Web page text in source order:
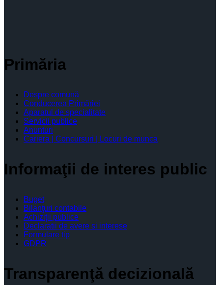
Primăria
Despre comună
Conducerea Primăriei
Aparatul de specialitate
Servicii publice
Anunturi
Cariera | Concursuri | Locuri de munca
Informaţii de interes public
Buget
Bilanţuri contabile
Achiziţii publice
Declaratii de avere si interese
Formulare tip
GDPR
Transparenţă decizională